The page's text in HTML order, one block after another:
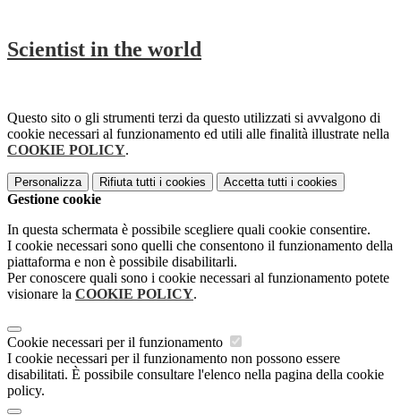
Scientist in the world
Questo sito o gli strumenti terzi da questo utilizzati si avvalgono di
cookie necessari al funzionamento ed utili alle finalità illustrate nella
COOKIE POLICY.
Personalizza Rifiuta tutti i cookies Accetta tutti i cookies
Gestione cookie
In questa schermata è possibile scegliere quali cookie consentire.
I cookie necessari sono quelli che consentono il funzionamento della
piattaforma e non è possibile disabilitarli.
Per conoscere quali sono i cookie necessari al funzionamento potete
visionare la COOKIE POLICY.
Cookie necessari per il funzionamento
I cookie necessari per il funzionamento non possono essere
disabilitati. È possibile consultare l'elenco nella pagina della cookie
policy.